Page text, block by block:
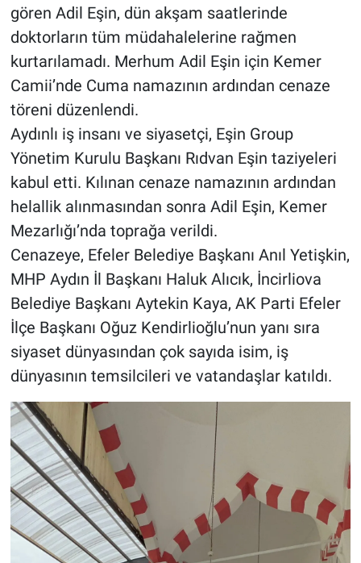
gören Adil Eşin, dün akşam saatlerinde
doktorların tüm müdahalelerine rağmen
kurtarılamadı. Merhum Adil Eşin için Kemer
Camii’nde Cuma namazının ardından cenaze
töreni düzenlendi.
Aydınlı iş insanı ve siyasetçi, Eşin Group
Yönetim Kurulu Başkanı Rıdvan Eşin taziyeleri
kabul etti. Kılınan cenaze namazının ardından
helallik alınmasından sonra Adil Eşin, Kemer
Mezarlığı’nda toprağa verildi.
Cenazeye, Efeler Belediye Başkanı Anıl Yetişkin,
MHP Aydın İl Başkanı Haluk Alıcık, İncirliova
Belediye Başkanı Aytekin Kaya, AK Parti Efeler
İlçe Başkanı Oğuz Kendirlioğlu’nun yanı sıra
siyaset dünyasından çok sayıda isim, iş
dünyasının temsilcileri ve vatandaşlar katıldı.